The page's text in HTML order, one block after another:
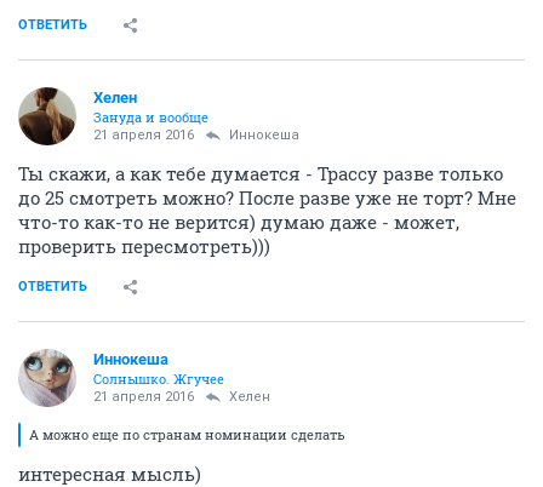
ОТВЕТИТЬ
Хелен
Зануда и вообще
21 апреля 2016 Иннокеша
Ты скажи, а как тебе думается - Трассу разве только
до 25 смотреть можно? После разве уже не торт? Мне
что-то как-то не верится) думаю даже - может,
проверить пересмотреть)))
ОТВЕТИТЬ
Иннокеша
Солнышко. Жгучее
21 апреля 2016 Хелен
А можно еще по странам номинации сделать
интересная мысль)